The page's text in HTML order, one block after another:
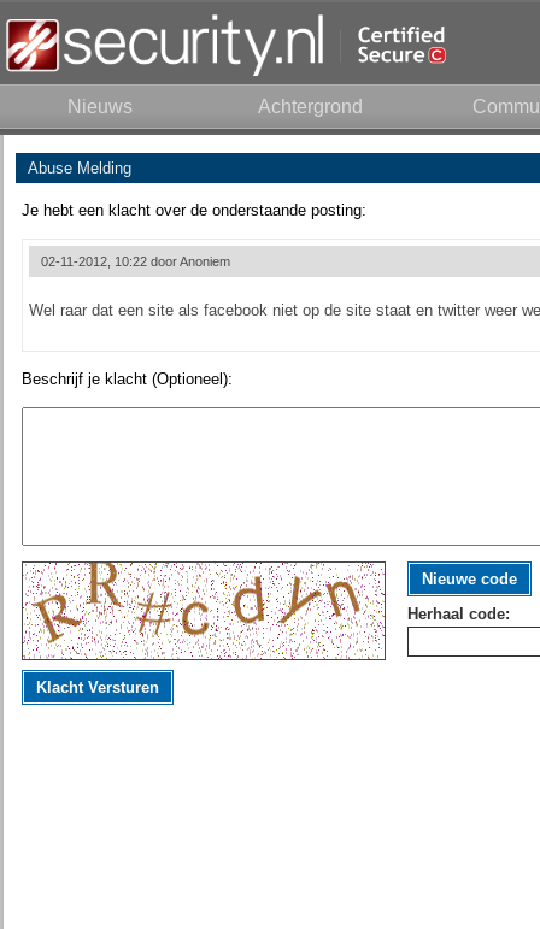
Nieuws Achtergrond
Abuse Melding
Je hebt een klacht over de onderstaande posting:
02-11-2012, 10:22 doorAnoniem
Wel raar dat een site als facebook niet op de site staat en twitter weer
Beschrijf je klacht (Optioneel):
Nieuwe code
Herhaal code:
Klacht Versturen